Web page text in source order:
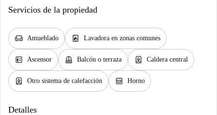
Servicios de la propiedad
chair Amueblado local_laundry_service Lavadora en zonas comunes
elevator Ascensor balcony Balcón o terraza water_heater Caldera central
water_heater Otro sistema de calefacción oven_gen Horno
Detalles